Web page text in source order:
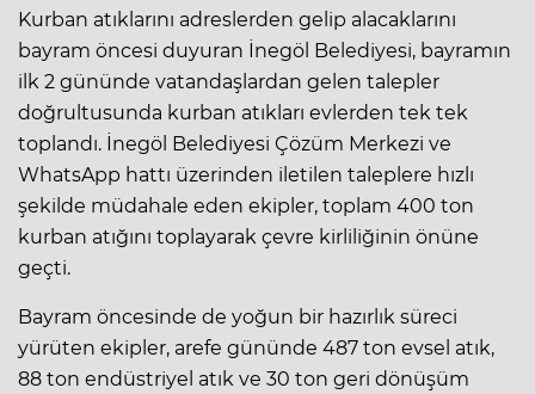
Kurban atıklarını adreslerden gelip alacaklarını
bayram öncesi duyuran İnegöl Belediyesi, bayramın
ilk 2 gününde vatandaşlardan gelen talepler
doğrultusunda kurban atıkları evlerden tek tek
toplandı. İnegöl Belediyesi Çözüm Merkezi ve
WhatsApp hattı üzerinden iletilen taleplere hızlı
şekilde müdahale eden ekipler, toplam 400 ton
kurban atığını toplayarak çevre kirliliğinin önüne
geçti.
Bayram öncesinde de yoğun bir hazırlık süreci
yürüten ekipler, arefe gününde 487 ton evsel atık,
88 ton endüstriyel atık ve 30 ton geri dönüşüm